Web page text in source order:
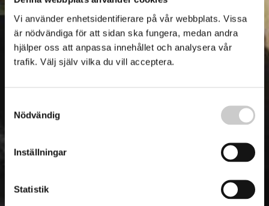
Vi använder enhetsidentifierare på vår webbplats. Vissa
är nödvändiga för att sidan ska fungera, medan andra
hjälper oss att anpassa innehållet och analysera vår
trafik. Välj själv vilka du vill acceptera.
Nödvändig
Inställningar
Statistik